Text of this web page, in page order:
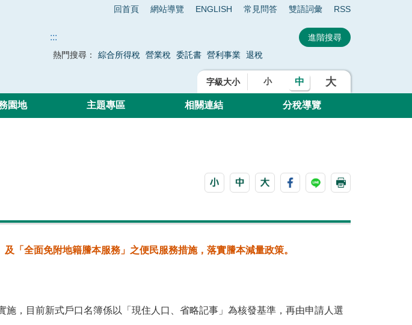
回首頁 網站導覽 ENGLISH 常見問答 雙語詞彙 RSS
:::
熱門搜尋： 綜合所得稅 營業稅 委託書 營利事業 退稅
字級大小 小 中 大
園地 主題專區 相關連結 分稅導覽
「全面免附地籍謄本服務」之便民服務措施，落實謄本減量政策。
施，目前新式戶口名簿係以「現住人口、省略記事」為核發基準，再由申請人選